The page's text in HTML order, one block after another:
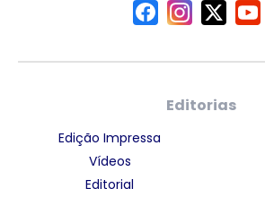
Editorias
Edição Impressa
Vídeos
Editorial